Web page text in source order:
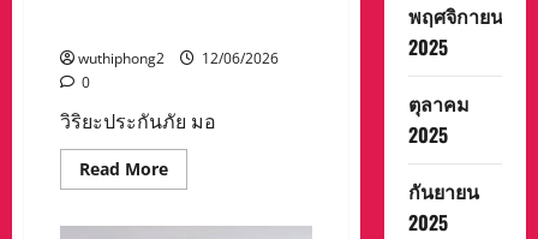
wuthiphong2
12/06/2026
0
วิริยะประกันภัย มอ
Read MoreRead
more
พฤศจิกายน
2025
ตุลาคม
2025
กันยายน
2025